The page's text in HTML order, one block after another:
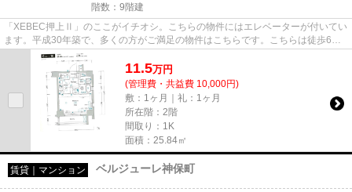
階数：9階建
「XEBEC押上Ⅱ」のここがイチオシ。こちらの物件にはエレベーターが付いてい
ます。平成30年築で、多くの方がご満足の物件はこちらです。こちらは徒歩6分
に立地する物件です。当社スタッ...
11.5万円
(管理費・共益費 10,000円)
敷：1ヶ月｜礼：1ヶ月
所在階：2階
間取り：1K
面積：25.84㎡
賃貸｜マンション ベルジューレ神保町